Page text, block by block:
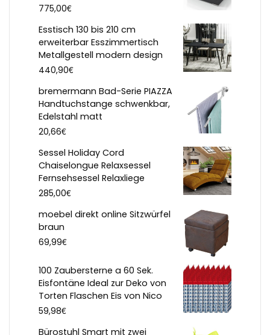
775,00€
Esstisch 130 bis 210 cm
erweiterbar Esszimmertisch
Metallgestell modern design
440,90€
bremermann Bad-Serie PIAZZA
Handtuchstange schwenkbar,
Edelstahl matt
20,66€
Sessel Holiday Cord
Chaiselongue Relaxsessel
Fernsehsessel Relaxliege
285,00€
moebel direkt online Sitzwürfel
braun
69,99€
100 Zaubersterne a 60 Sek.
Eisfontäne Ideal zur Deko von
Torten Flaschen Eis von Nico
59,98€
Bürostuhl Smart mit zwei